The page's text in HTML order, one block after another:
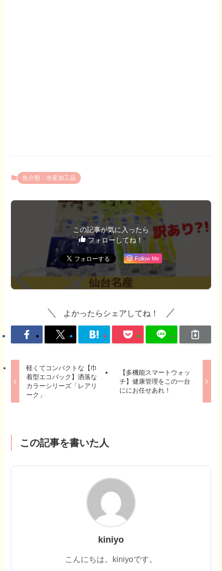
魚介類・水産加工品
この記事が気に入ったら
フォローしてね！
Follow Me
よかったらシェアしてね！
軽くてコンパクトな【巾
着型エコバック】洒落な
カラーシリーズ「レアリ
ーク」
【多機能スマートウォッ
チ】健康管理をこの一台
ににお任せあれ！
この記事を書いた人
kiniyo
こんにちは。kiniyoです。